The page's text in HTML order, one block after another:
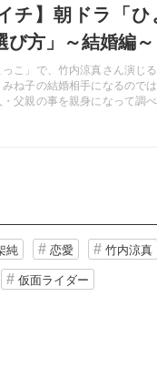
チ】朝ドラ「
び方」～結婚編～
こ」で、竹内涼真さん演じ
みね子の結婚相手になるので
父親の事を親身になって調
彼女はどうやってパートナー
想・妄想から各男子を打算的
純 恋愛 竹内涼真
仮面ライダー